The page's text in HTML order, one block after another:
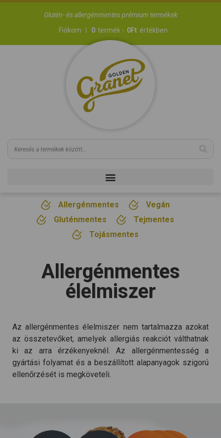
Glutén- és allergénmentes prémium termékek
Fiókom
0 termék - 0Ft értékben
Allergénmentes
Vegán
Gluténmentes
Tejmentes
Tojásmentes
Allergénmentes
élelmiszer
Az allergénmentes élelmiszer nem tartalmazza azokat
az összetevőket, amelyek allergiás reakciót válthatnak
ki az arra érzékenyeknél. Az allergénmentesség a
gyártási folyamat és a beszállított alapanyagok szigorú
ellenőrzését is megköveteli.